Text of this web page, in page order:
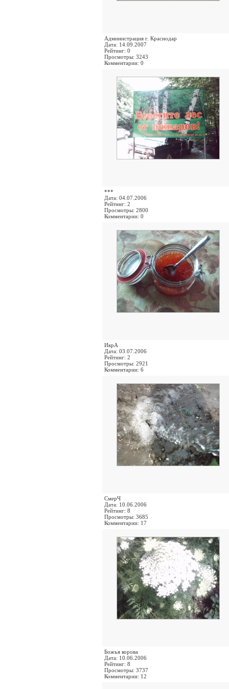
Администрация г. Краснодар
Дата: 14.09.2007
Рейтинг: 0
Просмотры: 3243
Комментарии: 0
***
Дата: 04.07.2006
Рейтинг: 2
Просмотры: 2800
Комментарии: 0
ИкрА
Дата: 03.07.2006
Рейтинг: 2
Просмотры: 2921
Комментарии: 6
СмерЧ
Дата: 10.06.2006
Рейтинг: 8
Просмотры: 3685
Комментарии: 17
Божъя корова
Дата: 10.06.2006
Рейтинг: 8
Просмотры: 3737
Комментарии: 12